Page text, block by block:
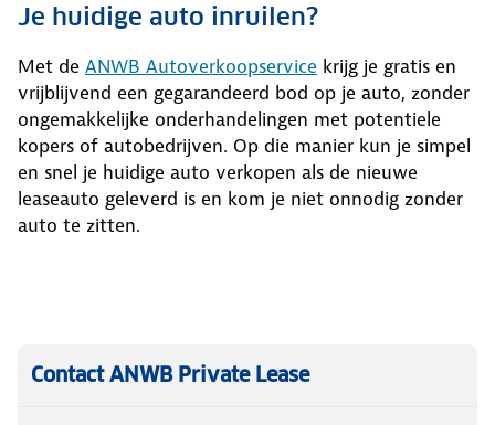
Je huidige auto inruilen?
Met de ANWB Autoverkoopservice krijg je gratis en
vrijblijvend een gegarandeerd bod op je auto, zonder
ongemakkelijke onderhandelingen met potentiele
kopers of autobedrijven. Op die manier kun je simpel
en snel je huidige auto verkopen als de nieuwe
leaseauto geleverd is en kom je niet onnodig zonder
auto te zitten.
Contact ANWB Private Lease